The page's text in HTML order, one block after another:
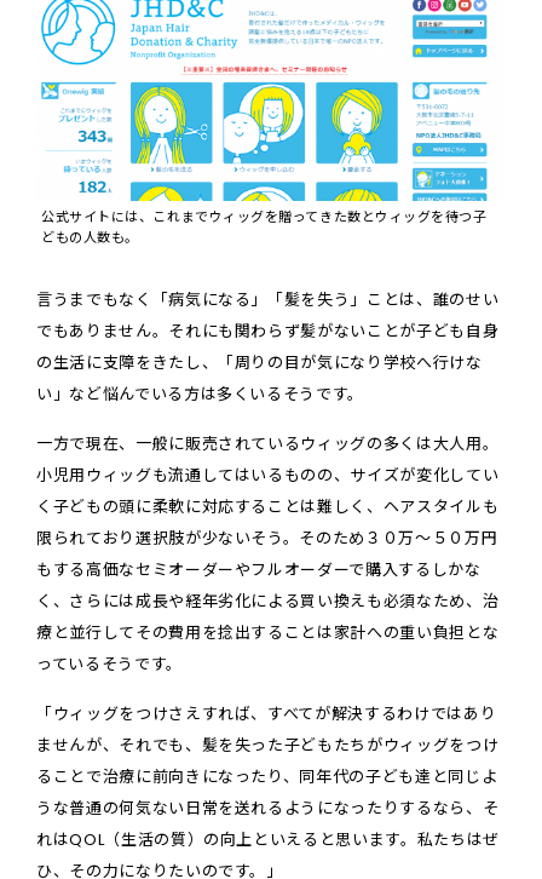
公式サイトには、これまでウィッグを贈ってきた数とウィッグを待つ子
どもの人数も。
言うまでもなく「病気になる」「髪を失う」ことは、誰のせい
でもありません。それにも関わらず髪がないことが子ども自身
の生活に支障をきたし、「周りの目が気になり学校へ行けな
い」など悩んでいる方は多くいるそうです。
一方で現在、一般に販売されているウィッグの多くは大人用。
小児用ウィッグも流通してはいるものの、サイズが変化してい
く子どもの頭に柔軟に対応することは難しく、ヘアスタイルも
限られており選択肢が少ないそう。そのため３０万～５０万円
もする高価なセミオーダーやフルオーダーで購入するしかな
く、さらには成長や経年劣化による買い換えも必須なため、治
療と並行してその費用を捻出することは家計への重い負担とな
っているそうです。
「ウィッグをつけさえすれば、すべてが解決するわけではあり
ませんが、それでも、髪を失った子どもたちがウィッグをつけ
ることで治療に前向きになったり、同年代の子ども達と同じよ
うな普通の何気ない日常を送れるようになったりするなら、そ
れはQOL（生活の質）の向上といえると思います。私たちはぜ
ひ、その力になりたいのです。」